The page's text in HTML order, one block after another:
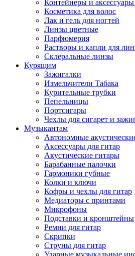
Контейнеры и
Косметика для волос
Лак и гель для ногтей
Линзы цветные
Парфюмерия
Растворы и капли для
Склеральные линзы
Курящим
Зажигалки
Измельчители Табака
Курительные трубки
Пепельницы
Портсигары
Чехлы для сигарет и
Музыкантам
Автономные
Аксессуары для гитар
Акустические гитары
Барабанные палочки
Гармоники губные
Колки и ключи
Кофры и чехлы для гитар
Медиаторы с принтами
Микрофоны
Подставки и кронштейны
Ремни для гитар
Скрипки
Струны для гитар
Ударные музыкальные